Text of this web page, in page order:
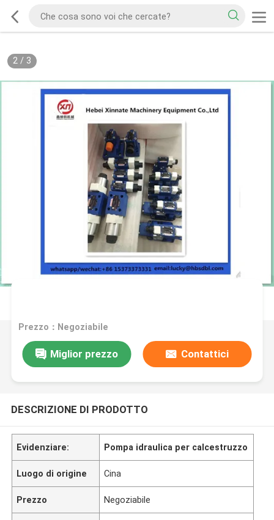
2/ 3
Prezzo：Negoziabile
Miglior prezzo Contattici
DESCRIZIONE DI PRODOTTO
Evidenziare: Pompa idraulica per calcestruzzo
Luogo di origine Cina
Prezzo Negoziabile